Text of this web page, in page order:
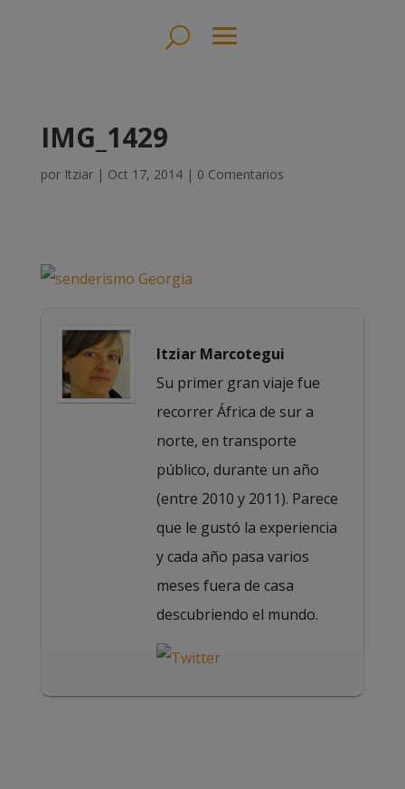
IMG_1429
por Itziar| Oct 17, 2014| 0 Comentarios
Itziar Marcotegui
Su primer gran viaje fue
recorrer África de sur a
norte, en transporte
público, durante un año
(entre 2010 y 2011). Parece
que le gustó la experiencia
y cada año pasa varios
meses fuera de casa
descubriendo el mundo.